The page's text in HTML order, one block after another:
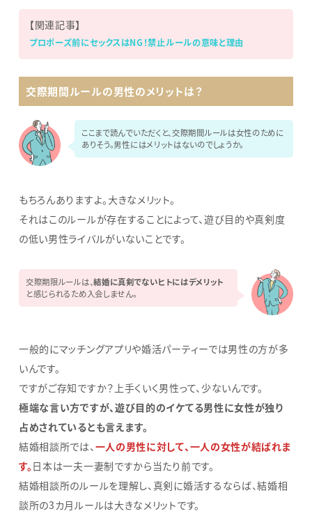
【関連記事】
プロポーズ前にセックスはNG！禁止ルールの意味と理由
交際期間ルールの男性のメリットは？
ここまで読んでいただくと、交際期間ルールは女性のために
ありそう。男性にはメリットはないのでしょうか。
もちろんありますよ。大きなメリット。
それはこのルールが存在することによって、遊び目的や真剣度
の低い男性ライバルがいないことです。
交際期限ルールは、結婚に真剣でないヒトにはデメリット
と感じられるため入会しません。
一般的にマッチングアプリや婚活パーティーでは男性の方が多
いんです。
ですがご存知ですか？上手くいく男性って、少ないんです。
極端な言い方ですが、遊び目的のイケてる男性に女性が独り
占めされているとも言えます。
結婚相談所では、 一人の男性に対して、一人の女性が結ばれま
す。 日本は一夫一妻制ですから当たり前です。
結婚相談所のルールを理解し、真剣に婚活するならば、結婚相
談所の3カ月ルールは大きなメリットです。